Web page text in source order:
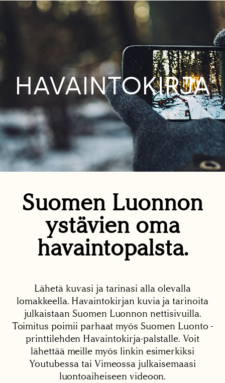
HAVAINTOKIRJA
Suomen Luonnon
ystävien oma
havaintopalsta.
Lähetä kuvasi ja tarinasi alla olevalla
lomakkeella. Havaintokirjan kuvia ja tarinoita
julkaistaan Suomen Luonnon nettisivuilla.
Toimitus poimii parhaat myös Suomen Luonto -
printtilehden Havaintokirja-palstalle. Voit
lähettää meille myös linkin esimerkiksi
Youtubessa tai Vimeossa julkaisemaasi
luontoaiheiseen videoon.